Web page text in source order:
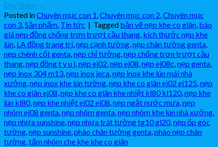
Đọc thêm →
Posted inChuyên mục con 1,Chuyên mục con 2,Chuyên mục
con 3,Sản phẩm, Tin tức | Tagged bản vẽ nẹp khe co giãn, báo
giá nẹp đồng chống trơn trượt cầu thang, kích thước nẹp khe
lún, LA đồng trang trí,nẹp cạnh tường,nẹp chân tường genta,
nẹp chênh cốt genta,nẹp chỉ tường,nẹp chống trơn trượt cầu
thang,nẹp đồng t v u l,nẹp ej02,nẹp ej08,nẹp ej08c,nẹp genta,
nẹp inox 304 m13,nẹp inox jeca,nẹp inox khe lún mái nhà
xưởng,nẹp inox khe lún tường,nẹp khe co giãn ej02 ej125,nẹp
khe co giãn ej08,nẹp khe co giãn khe nhiệt kl80 kl120,nẹp khe
lún kl80,nẹp khe nhiệt ej02 ej08,nẹp ngắt nước mưa,nẹp
nhôm ej08 genta,nẹp nhôm genta,nẹp nhôm khe lún nhà xưởng,
nẹp nhựa sunshine,nẹp nhựa trát tường tg10 gl20,nẹp ốp góc
tường,nẹp sunshine,phào chân tường genta,phào nẹp chân
tường,tấm nhôm che khe khe co giãn